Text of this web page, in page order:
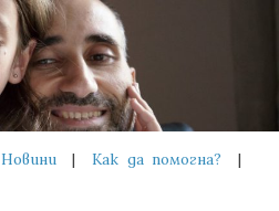
Новини|Как да помогна? |